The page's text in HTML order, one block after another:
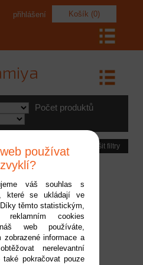
Košík (0)
přihlášení
Počet produktů
Zrušit filtry
Pro -
používat
váš souhlas s
, které se ukládají ve
těmto statistickým,
reklamním cookies
web používáte,
zobrazené informace a
nerelevantní
také pokračovat pouze